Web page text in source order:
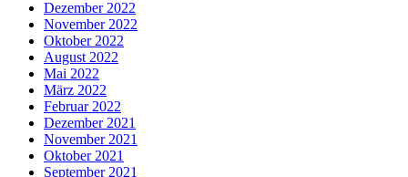
Dezember 2022
November 2022
Oktober 2022
August 2022
Mai 2022
März 2022
Februar 2022
Dezember 2021
November 2021
Oktober 2021
September 2021